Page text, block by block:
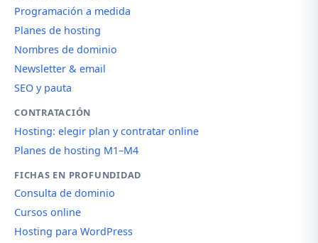
Programación a medida
Planes de hosting
Nombres de dominio
Newsletter & email
SEO y pauta
CONTRATACIÓN
Hosting: elegir plan y contratar online
Planes de hosting M1–M4
FICHAS EN PROFUNDIDAD
Consulta de dominio
Cursos online
Hosting para WordPress